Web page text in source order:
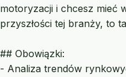
motoryzacji i chcesz mieć
przyszłości tej branży, to
## Obowiązki:
- Analiza trendów